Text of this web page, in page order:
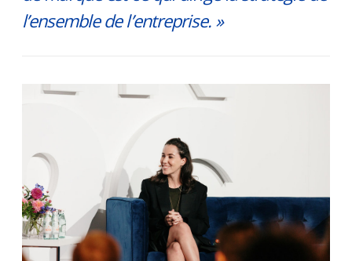
l’ensemble de l’entreprise. »